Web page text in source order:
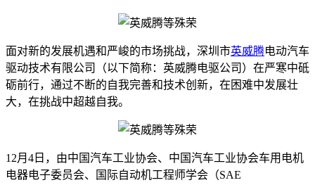
面对新的发展机遇和严峻的市场挑战，深圳市英威腾电动汽车
驱动技术有限公司（以下简称：英威腾电驱公司）在严寒中砥
砺前行，通过不断的自我完善和技术创新，在困难中发展壮
大，在挑战中超越自我。
12月4日，由中国汽车工业协会、中国汽车工业协会车用电机
电器电子委员会、国际自动机工程师学会（SAE